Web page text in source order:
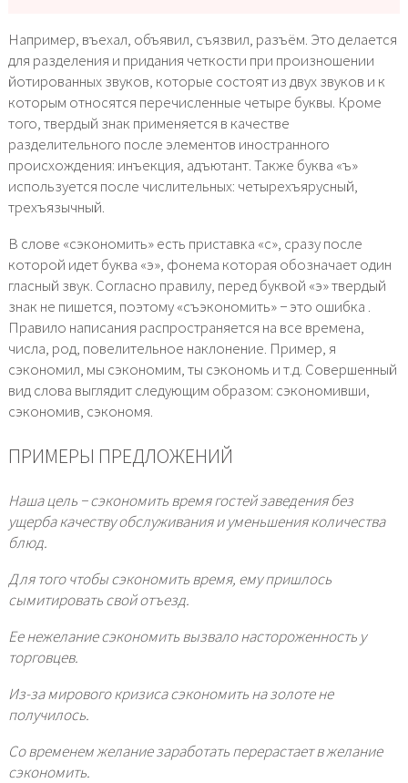
Например, въехал, объявил, съязвил, разъём. Это делается
для разделения и придания четкости при произношении
йотированных звуков, которые состоят из двух звуков и к
которым относятся перечисленные четыре буквы. Кроме
того, твердый знак применяется в качестве
разделительного после элементов иностранного
происхождения: инъекция, адъютант. Также буква «ъ»
используется после числительных: четырехъярусный,
трехъязычный.
В слове «сэкономить» есть приставка «с», сразу после
которой идет буква «э», фонема которая обозначает один
гласный звук. Согласно правилу, перед буквой «э» твердый
знак не пишется, поэтому «съэкономить» − это ошибка .
Правило написания распространяется на все времена,
числа, род, повелительное наклонение. Пример, я
сэкономил, мы сэкономим, ты сэкономь и т.д. Совершенный
вид слова выглядит следующим образом: сэкономивши,
сэкономив, сэкономя.
ПРИМЕРЫ ПРЕДЛОЖЕНИЙ
Наша цель − сэкономить время гостей заведения без
ущерба качеству обслуживания и уменьшения количества
блюд.
Для того чтобы сэкономить время, ему пришлось
сымитировать свой отъезд.
Ее нежелание сэкономить вызвало настороженность у
торговцев.
Из-за мирового кризиса сэкономить на золоте не
получилось.
Со временем желание заработать перерастает в желание
сэкономить.